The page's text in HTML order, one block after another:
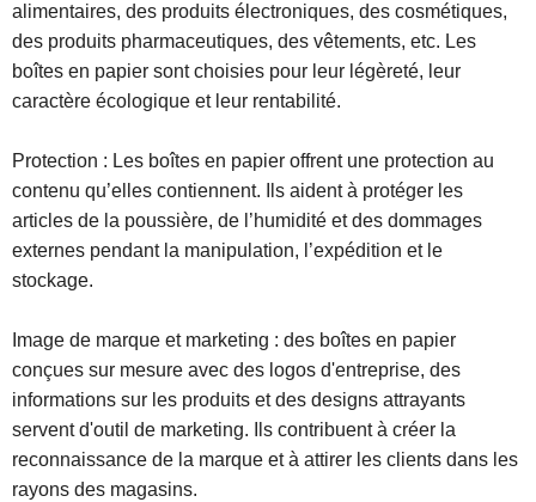
alimentaires, des produits électroniques, des cosmétiques,
des produits pharmaceutiques, des vêtements, etc. Les
boîtes en papier sont choisies pour leur légèreté, leur
caractère écologique et leur rentabilité.
Protection : Les boîtes en papier offrent une protection au
contenu qu’elles contiennent. Ils aident à protéger les
articles de la poussière, de l’humidité et des dommages
externes pendant la manipulation, l’expédition et le
stockage.
Image de marque et marketing : des boîtes en papier
conçues sur mesure avec des logos d'entreprise, des
informations sur les produits et des designs attrayants
servent d'outil de marketing. Ils contribuent à créer la
reconnaissance de la marque et à attirer les clients dans les
rayons des magasins.